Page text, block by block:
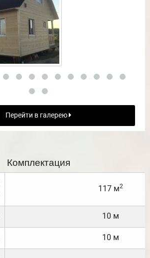
Перейти в галерею
Комплектация
117 м2
10 м
10 м